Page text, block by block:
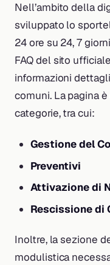
Nell’ambito della
sviluppato lo
24 ore su 24, 7
FAQ del sito
informazioni
comuni. La pagina
categorie, tra cui:
Gestione del
Preventivi
Attivazione di
Rescissione di
Inoltre, la sezione
modulistica